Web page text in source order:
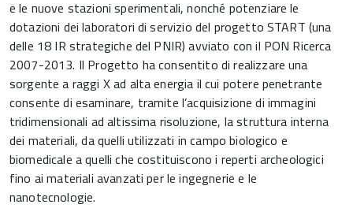
e le nuove stazioni sperimentali, nonché potenziare le
dotazioni dei laboratori di servizio del progetto START (una
delle 18 IR strategiche del PNIR) avviato con il PON Ricerca
2007-2013. Il Progetto ha consentito di realizzare una
sorgente a raggi X ad alta energia il cui potere penetrante
consente di esaminare, tramite l’acquisizione di immagini
tridimensionali ad altissima risoluzione, la struttura interna
dei materiali, da quelli utilizzati in campo biologico e
biomedicale a quelli che costituiscono i reperti archeologici
fino ai materiali avanzati per le ingegnerie e le
nanotecnologie.